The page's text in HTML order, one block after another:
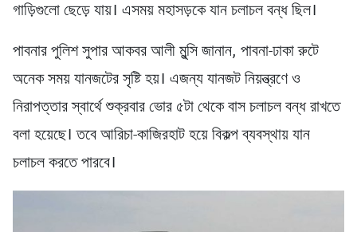
গাড়িগুলো ছেড়ে যায়। এসময় মহাসড়কে যান চলাচল বন্ধ ছিল।
পাবনার পুলিশ সুপার আকবর আলী মুন্সি জানান, পাবনা-ঢাকা রুটে
অনেক সময় যানজটের সৃষ্টি হয়। এজন্য যানজট নিয়ন্ত্রণে ও
নিরাপত্তার স্বার্থে শুক্রবার ভোর ৫টা থেকে বাস চলাচল বন্ধ রাখতে
বলা হয়েছে। তবে আরিচা-কাজিরহাট হয়ে বিকল্প ব্যবস্থায় যান
চলাচল করতে পারবে।